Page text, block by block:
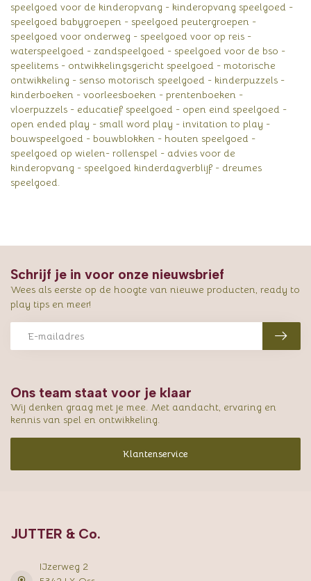
speelgoed voor de kinderopvang - kinderopvang speelgoed -
speelgoed babygroepen - speelgoed peutergroepen -
speelgoed voor onderweg - speelgoed voor op reis -
waterspeelgoed - zandspeelgoed - speelgoed voor de bso -
speelitems - ontwikkelingsgericht speelgoed - motorische
ontwikkeling - senso motorisch speelgoed - kinderpuzzels -
kinderboeken - voorleesboeken - prentenboeken -
vloerpuzzels - educatief speelgoed - open eind speelgoed -
open ended play - small word play - invitation to play -
bouwspeelgoed - bouwblokken - houten speelgoed -
speelgoed op wielen- rollenspel - advies voor de
kinderopvang - speelgoed kinderdagverblijf - dreumes
speelgoed.
Ons team staat voor je klaar
Wij denken graag met je mee. Met aandacht, ervaring en
kennis van spel en ontwikkeling.
Klantenservice
Schrijf je in voor onze nieuwsbrief
Wees als eerste op de hoogte van nieuwe producten, ready to
play tips en meer!
JUTTER & Co.
IJzerweg 2